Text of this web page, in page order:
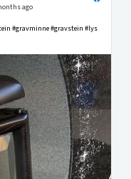
ago
#gravminne #gravstein #lys